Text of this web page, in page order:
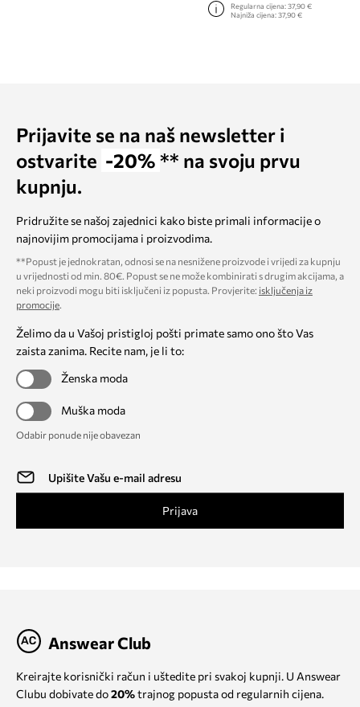
Regularna cijena: 37,90 €
Najniža cijena: 37,90 €
Prijavite se na naš newsletter i
ostvarite -20% ** na svoju prvu
kupnju.
Pridružite se našoj zajednici kako biste primali informacije o
najnovijim promocijama i proizvodima.
**Popust je jednokratan, odnosi se na nesnižene proizvode i vrijedi za kupnju
u vrijednosti od min. 80€. Popust se ne može kombinirati s drugim akcijama, a
neki proizvodi mogu biti isključeni iz popusta. Provjerite: isključenja iz
promocije.
Želimo da u Vašoj pristigloj pošti primate samo ono što Vas
zaista zanima. Recite nam, je li to:
Ženska moda
Muška moda
Odabir ponude nije obavezan
Prijava
Answear Club
Kreirajte korisnički račun i uštedite pri svakoj kupnji. U Answear
Clubu dobivate do20%trajnog popusta od regularnih cijena.